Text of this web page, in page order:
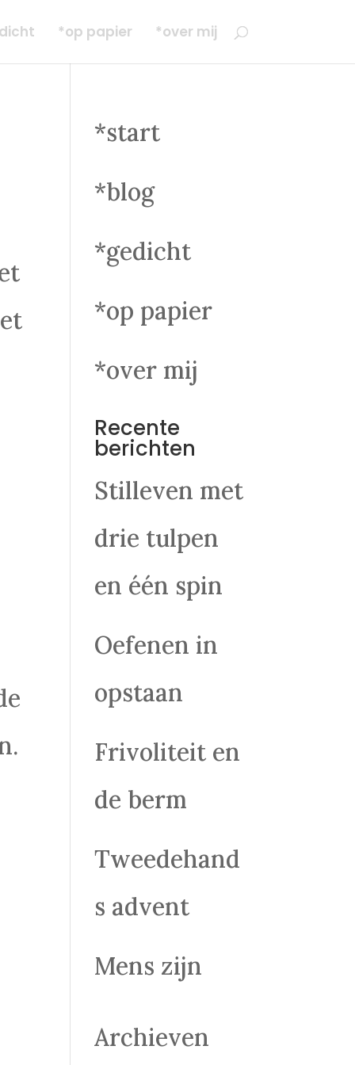
*op papier *over mij
*start
*blog
*gedicht
*op papier
*over mij
Recente
berichten
Stilleven met
drie tulpen
en één spin
Oefenen in
opstaan
Frivoliteit en
de berm
Tweedehand
s advent
Mens zijn
Archieven